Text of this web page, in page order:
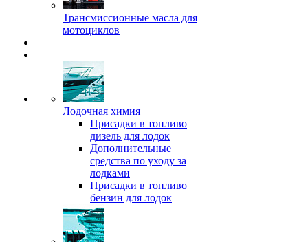
Трансмиссионные масла для
мотоциклов
Лодочная химия
Присадки в топливо
дизель для лодок
Дополнительные
средства по уходу за
лодками
Присадки в топливо
бензин для лодок